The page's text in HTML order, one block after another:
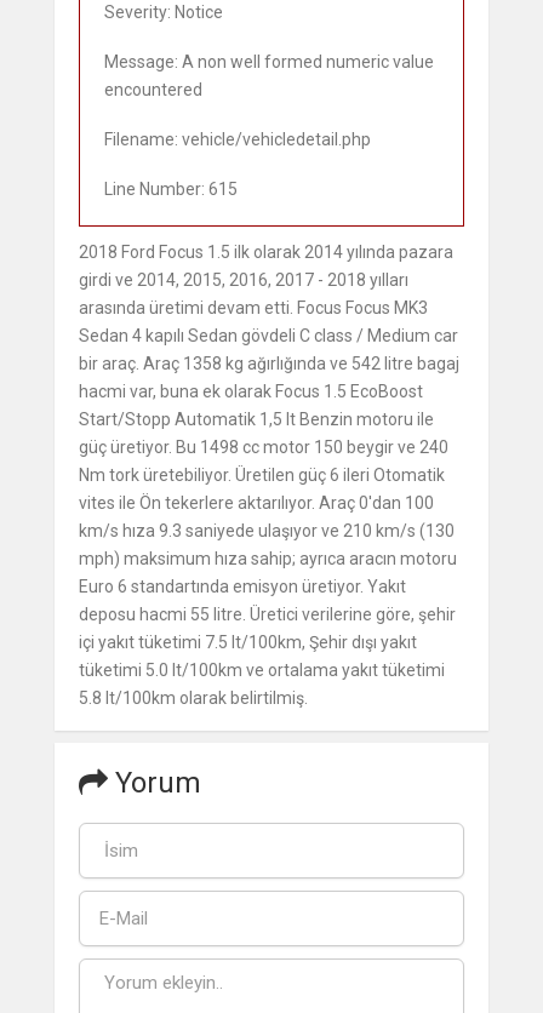
Severity: Notice
Message: A non well formed numeric value
encountered
Filename: vehicle/vehicledetail.php
Line Number: 615
2018 Ford Focus 1.5 ilk olarak 2014 yılında pazara
girdi ve 2014, 2015, 2016, 2017 - 2018 yılları
arasında üretimi devam etti. Focus Focus MK3
Sedan 4 kapılı Sedan gövdeli C class / Medium car
bir araç. Araç 1358 kg ağırlığında ve 542 litre bagaj
hacmi var, buna ek olarak Focus 1.5 EcoBoost
Start/Stopp Automatik 1,5 lt Benzin motoru ile
güç üretiyor. Bu 1498 cc motor 150 beygir ve 240
Nm tork üretebiliyor. Üretilen güç 6 ileri Otomatik
vites ile Ön tekerlere aktarılıyor. Araç 0'dan 100
km/s hıza 9.3 saniyede ulaşıyor ve 210 km/s (130
mph) maksimum hıza sahip; ayrıca aracın motoru
Euro 6 standartında emisyon üretiyor. Yakıt
deposu hacmi 55 litre. Üretici verilerine göre, şehir
içi yakıt tüketimi 7.5 lt/100km, Şehir dışı yakıt
tüketimi 5.0 lt/100km ve ortalama yakıt tüketimi
5.8 lt/100km olarak belirtilmiş.
Yorum